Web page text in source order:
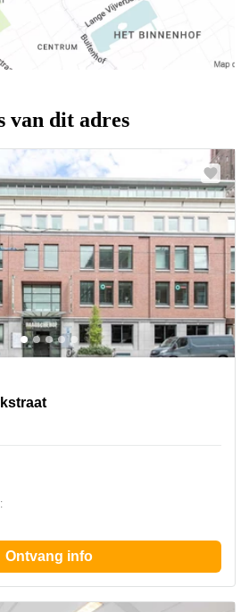
van dit adres
83, Den Haag
Ontvang info